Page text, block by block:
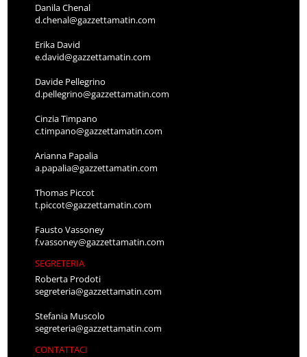
Danila Chenal
d.chenal@gazzettamatin.com
Erika David
e.david@gazzettamatin.com
Davide Pellegrino
d.pellegrino@gazzettamatin.com
Cinzia Timpano
c.timpano@gazzettamatin.com
Arianna Papalia
a.papalia@gazzettamatin.com
Thomas Piccot
t.piccot@gazzettamatin.com
Fausto Vassoney
f.vassoney@gazzettamatin.com
SEGRETERIA
Roberta Prodoti
segreteria@gazzettamatin.com
Stefania Muscolo
segreteria@gazzettamatin.com
CONTATTACI